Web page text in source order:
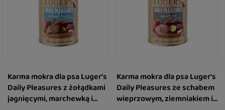
Karma mokra dla psa Luger's
Daily Pleasures z żołądkami
jagnięcymi, marchewką i
Karma mokra dla psa Luger's
Daily Pleasures ze schabem
wieprzowym, ziemniakiem i